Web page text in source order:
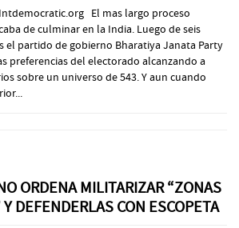
El mas largo proceso
de culminar en la India. Luego de seis
el partido de gobierno Bharatiya Janata Party
preferencias del electorado alcanzando a
sobre un universo de 543. Y aun cuando
ORDENA MILITARIZAR “ZONAS
DEFENDERLAS CON ESCOPETA